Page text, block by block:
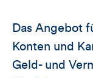
Das Angebot
Konten und
Geld- und